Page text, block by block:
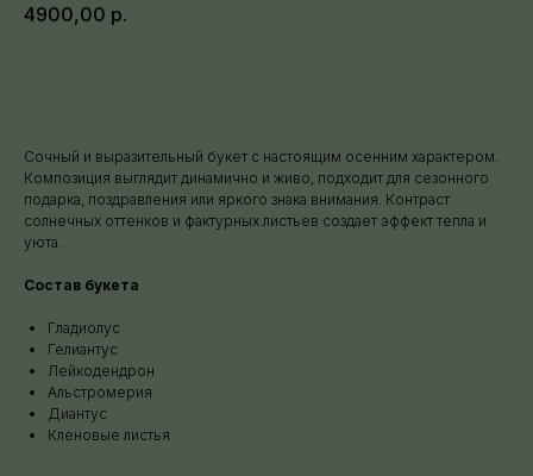
4900,00 р.
Сочный и выразительный букет с настоящим осенним характером.
Композиция выглядит динамично и живо, подходит для сезонного
подарка, поздравления или яркого знака внимания. Контраст
солнечных оттенков и фактурных листьев создает эффект тепла и
уюта.
Состав букета
Гладиолус
Гелиантус
Лейкодендрон
Альстромерия
Диантус
Кленовые листья